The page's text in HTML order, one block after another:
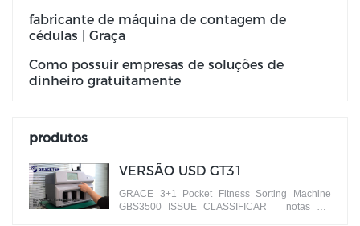
fabricante de máquina de contagem de
cédulas | Graça
Como possuir empresas de soluções de
dinheiro gratuitamente
produtos
VERSÃO USD GT31
GRACE 3+1 Pocket Fitness Sorting Machine
GBS3500 ISSUE CLASSIFICAR notas por